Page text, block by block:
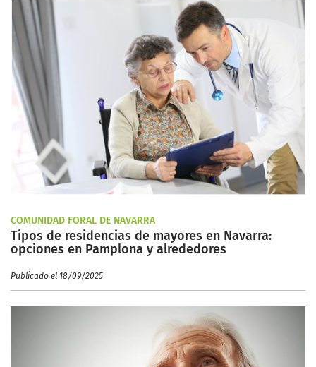
COMUNIDAD FORAL DE NAVARRA
Tipos de residencias de mayores en Navarra:
opciones en Pamplona y alrededores
Publicado el 18/09/2025